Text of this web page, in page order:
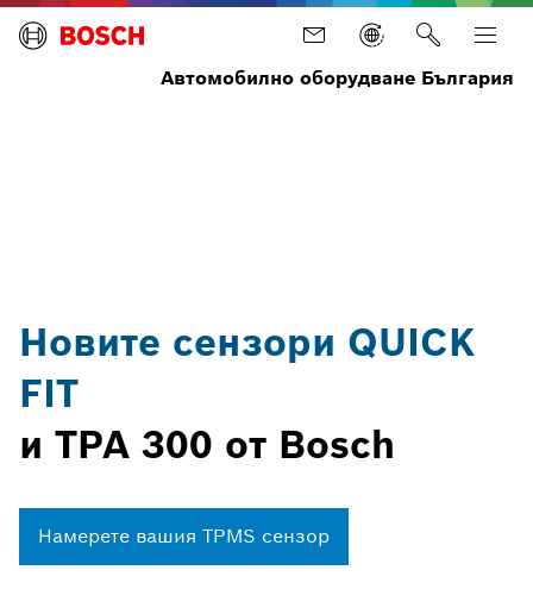
Автомобилно оборудване България
Новите сензори QUICK
FIT
и TPA 300 от Bosch
Намерете вашия TPMS сензор